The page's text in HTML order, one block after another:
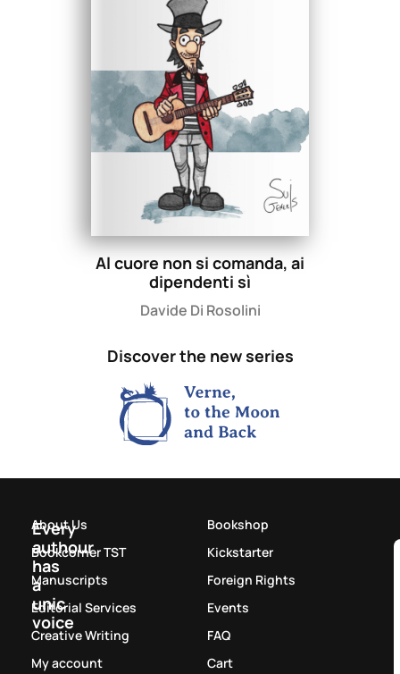
Al cuore non si comanda, ai
dipendenti sì
Davide Di Rosolini
Discover the new series
Every
authour
has
a
unic
voice
About Us
Bookcorner TST
Manuscripts
Editorial Services
Creative Writing
My account
Bookshop
Kickstarter
Foreign Rights
Events
FAQ
Cart